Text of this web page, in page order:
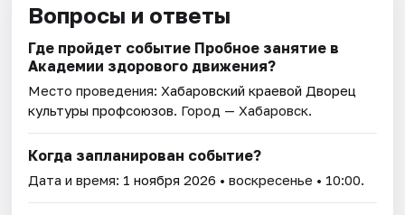
Вопросы и ответы
Где пройдет событие Пробное занятие в
Академии здорового движения?
Место проведения:Хабаровский краевой Дворец
культуры профсоюзов. Город — Хабаровск.
Когда запланирован событие?
Дата и время: 1 ноября 2026 • воскресенье • 10:00.